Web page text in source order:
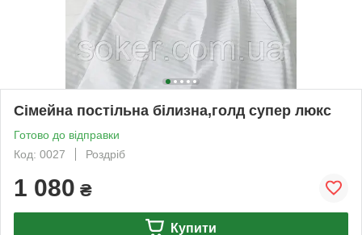
Сімейна постільна білизна,голд супер люкс
Готово до відправки
Код: 0027
Роздріб
1 080 ₴
Купити